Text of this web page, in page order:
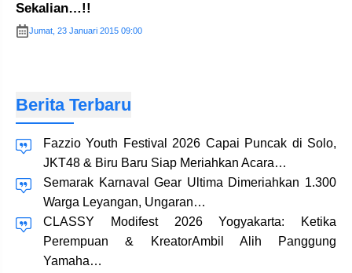
Sekalian…!!
Jumat, 23 Januari 2015 09:00
Berita Terbaru
Fazzio Youth Festival 2026 Capai Puncak di Solo,
JKT48 & Biru Baru Siap Meriahkan Acara…
Semarak Karnaval Gear Ultima Dimeriahkan 1.300
Warga Leyangan, Ungaran…
CLASSY Modifest 2026 Yogyakarta: Ketika
Perempuan & KreatorAmbil Alih Panggung
Yamaha…